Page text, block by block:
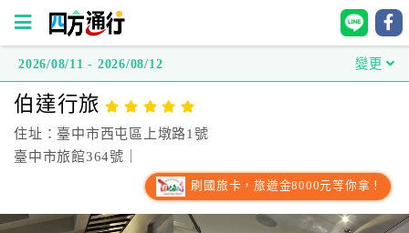
方
通
行
2026/08/11 - 2026/08/12 變更
伯達行旅
住址：臺中市西屯區上墩路1號
臺中市旅館364號｜
刷國旅卡，旅遊金8000元等你拿！